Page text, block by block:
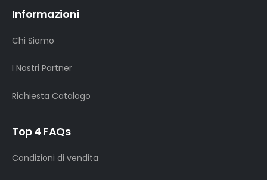
Informazioni
Chi Siamo
I Nostri Partner
Richiesta Catalogo
Top 4 FAQs
Condizioni di vendita